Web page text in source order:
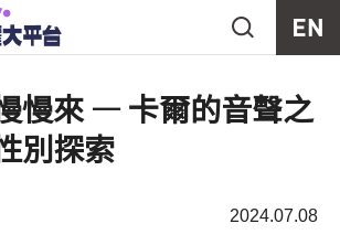
首頁
Jump to Main content
慢來 — 卡爾的音聲之
別探索
2024.07.08